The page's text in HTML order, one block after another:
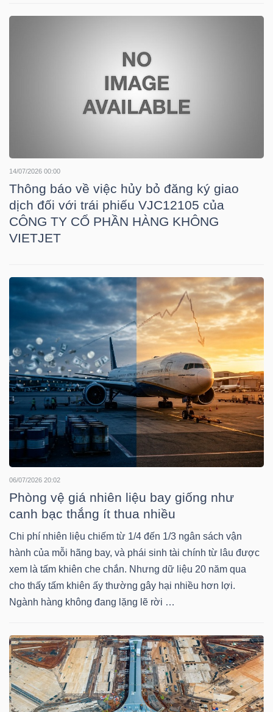
14/07/2026 00:00
Thông báo về việc hủy bỏ đăng ký giao
dịch đối với trái phiếu VJC12105 của
CÔNG TY CỔ PHẦN HÀNG KHÔNG
VIETJET
06/07/2026 20:02
Phòng vệ giá nhiên liệu bay giống như
canh bạc thắng ít thua nhiều
Chi phí nhiên liệu chiếm từ 1/4 đến 1/3 ngân sách vận
hành của mỗi hãng bay, và phái sinh tài chính từ lâu được
xem là tấm khiên che chắn. Nhưng dữ liệu 20 năm qua
cho thấy tấm khiên ấy thường gây hại nhiều hơn lợi.
Ngành hàng không đang lặng lẽ rời …
CÔNG
DỮ
LIỆU
Ngành
(-)
NĂNG
LƯỢNG
NGUYÊN
VẬT
LIỆU
CÔNG
NGHIỆP
TIÊU
DÙNG
KHÔNG
THIẾT